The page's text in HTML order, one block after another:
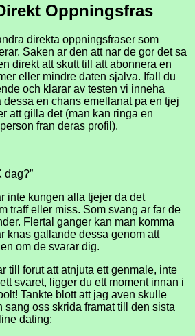
Oppningsfras
direkta oppningsfraser som
Saken ar den att nar de gor det sa
direkt att skutt till att abonnera en
eller mindre daten sjalva. Ifall du
och klarar av testen vi inneha
dessa en chans emellanat pa en tjej
att gilla det (man kan ringa en
fran deras profil).
dag?”
inte kungen alla tjejer da det
traff eller miss. Som svang ar far de
Flertal ganger kan man komma
knas gallande dessa genom att
om de svarar dig.
till forut att atnjuta ett genmale, inte
svaret, ligger du ett moment innan i
Tankte blott att jag aven skulle
sang oss skrida framat till den sista
dating: